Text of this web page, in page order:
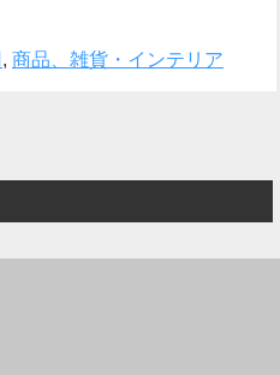
, 商品、雑貨・インテリア